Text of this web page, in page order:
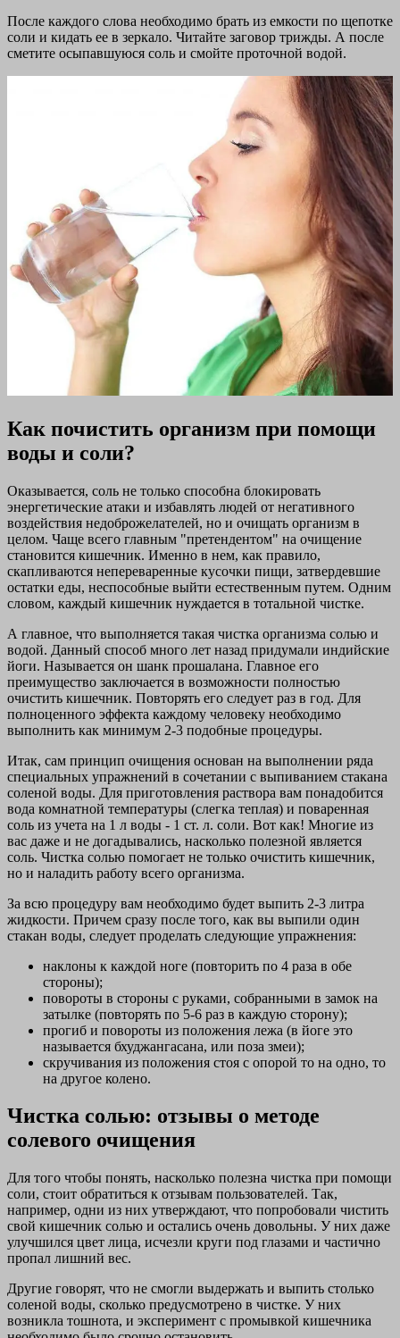
После каждого слова необходимо брать из емкости по щепотке
соли и кидать ее в зеркало. Читайте заговор трижды. А после
сметите осыпавшуюся соль и смойте проточной водой.
Как почистить организм при помощи
воды и соли?
Оказывается, соль не только способна блокировать
энергетические атаки и избавлять людей от негативного
воздействия недоброжелателей, но и очищать организм в
целом. Чаще всего главным "претендентом" на очищение
становится кишечник. Именно в нем, как правило,
скапливаются непереваренные кусочки пищи, затвердевшие
остатки еды, неспособные выйти естественным путем. Одним
словом, каждый кишечник нуждается в тотальной чистке.
А главное, что выполняется такая чистка организма солью и
водой. Данный способ много лет назад придумали индийские
йоги. Называется он шанк прошалана. Главное его
преимущество заключается в возможности полностью
очистить кишечник. Повторять его следует раз в год. Для
полноценного эффекта каждому человеку необходимо
выполнить как минимум 2-3 подобные процедуры.
Итак, сам принцип очищения основан на выполнении ряда
специальных упражнений в сочетании с выпиванием стакана
соленой воды. Для приготовления раствора вам понадобится
вода комнатной температуры (слегка теплая) и поваренная
соль из учета на 1 л воды - 1 ст. л. соли. Вот как! Многие из
вас даже и не догадывались, насколько полезной является
соль. Чистка солью помогает не только очистить кишечник,
но и наладить работу всего организма.
За всю процедуру вам необходимо будет выпить 2-3 литра
жидкости. Причем сразу после того, как вы выпили один
стакан воды, следует проделать следующие упражнения:
наклоны к каждой ноге (повторить по 4 раза в обе
стороны);
повороты в стороны с руками, собранными в замок на
затылке (повторять по 5-6 раз в каждую сторону);
прогиб и повороты из положения лежа (в йоге это
называется бхуджангасана, или поза змеи);
скручивания из положения стоя с опорой то на одно, то
на другое колено.
Чистка солью: отзывы о методе
солевого очищения
Для того чтобы понять, насколько полезна чистка при помощи
соли, стоит обратиться к отзывам пользователей. Так,
например, одни из них утверждают, что попробовали чистить
свой кишечник солью и остались очень довольны. У них даже
улучшился цвет лица, исчезли круги под глазами и частично
пропал лишний вес.
Другие говорят, что не смогли выдержать и выпить столько
соленой воды, сколько предусмотрено в чистке. У них
возникла тошнота, и эксперимент с промывкой кишечника